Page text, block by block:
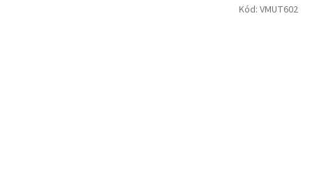
Kód: VMUT602